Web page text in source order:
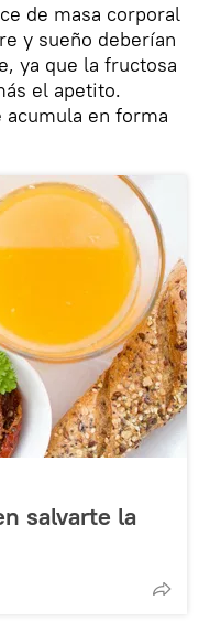
de masa corporal
y sueño deberían
ya que la fructosa
el apetito.
en forma
salvarte la